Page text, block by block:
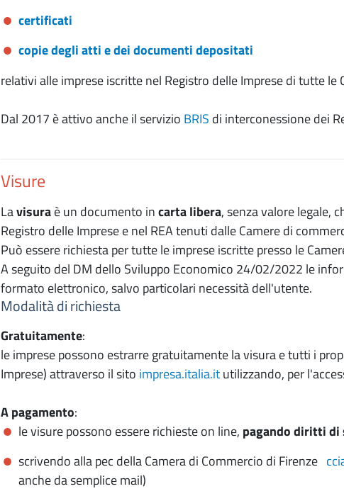
certificati
copie degli atti e dei documenti depositati
relativi alle imprese iscritte nel Registro delle Imprese di tutte le
Dal 2017 è attivo anche il servizio BRIS di interconessione dei
Visure
Lavisuraè un documento incarta libera, senza valore legale,
Registro delle Imprese e nel REA tenuti dalle Camere di
Può essere richiesta per tutte le imprese iscritte presso le
A seguito del DM dello Sviluppo Economico 24/02/2022 le
formato elettronico, salvo particolari necessità dell'utente.
Modalità di richiesta
Gratuitamente:
le imprese possono estrarre gratuitamente la visura e tutti i
Imprese) attraverso il sito impresa.italia.itutilizzando, per
A pagamento:
le visure possono essere richieste on line, pagando diritti
scrivendo alla pec della Camera di Commercio di Firenze
anche da semplice mail)